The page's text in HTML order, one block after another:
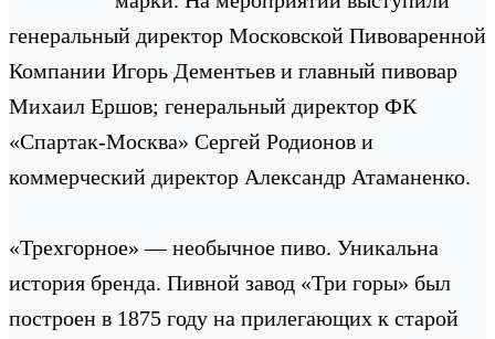
генеральный директор Московской Пивоваренной
Компании Игорь Дементьев и главный пивовар
Михаил Ершов; генеральный директор ФК
«Спартак-Москва» Сергей Родионов и
коммерческий директор Александр Атаманенко.
«Трехгорное» — необычное пиво. Уникальна
история бренда. Пивной завод «Три горы» был
построен в 1875 году на прилегающих к старой